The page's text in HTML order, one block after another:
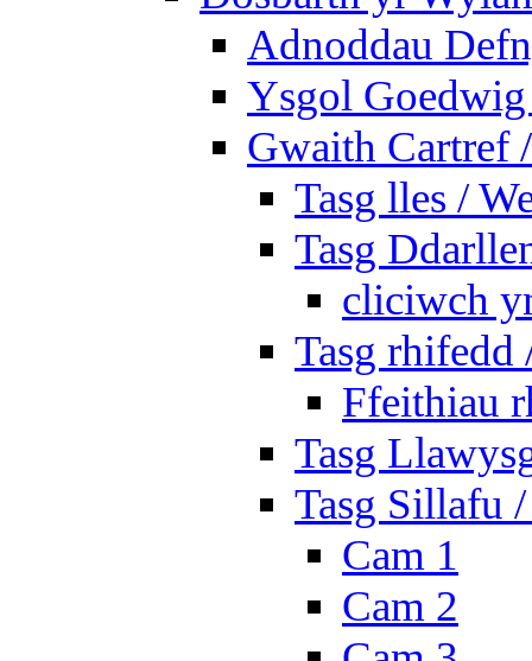
Adnoddau
Ysgol
Gwaith Cartref
Tasg lles /
Tasg
cliciwch
Tasg rhifedd
Ffeithiau
Tasg
Tasg Sillafu
Cam 1
Cam 2